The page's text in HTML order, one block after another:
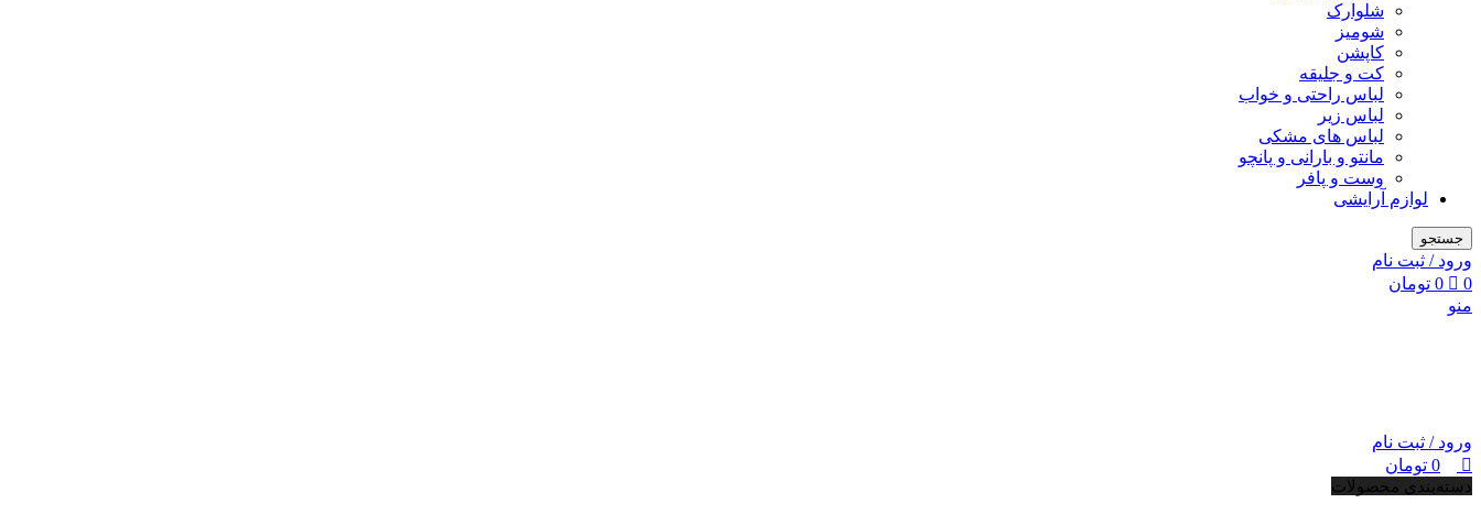
شلوارک
شومیز
کاپشن
کت و جلیقه
لباس راحتی و خواب
لباس زیر
لباس های مشکی
مانتو و بارانی و پانچو
وست و پافر
لوازم آرایشی
جستجو
ورود / ثبت نام
0
0 تومان
منو
ورود / ثبت نام
0 تومان
دسته‌بندی محصولات